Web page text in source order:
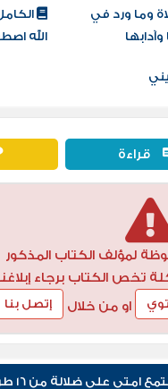
الله
وما ورد في
قراءة
لمؤلف الكتاب المذكور
تخص الكتاب برجاء
او من خلال إتصل بنا